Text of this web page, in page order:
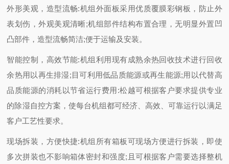
外形美观，造型流畅:机组外面板采用优质覆膜彩钢板，防止外
表划伤，外观美观清晰;机组部件结构布置合理，无明显外置凹
凸部件，造型流畅简洁;便于运输及安装。
智能控制，高效节能:机组利用现有成熟余热回收技术进行回收
余热用以再生排湿;目可利用低品质能源或再生能源;用以代替高
品质能源的消耗以节省运行费用:松越可根据客户要求提供专业
的除湿自控方案，使每台机组都可经济、高效、可靠运行以满足
客户工艺性要求。
现场拆装，方便快捷:机组所有箱板可现场方便进行拆装，即使
多次拼装也不影响箱体密封和强度;且可根据客户需要选择整机